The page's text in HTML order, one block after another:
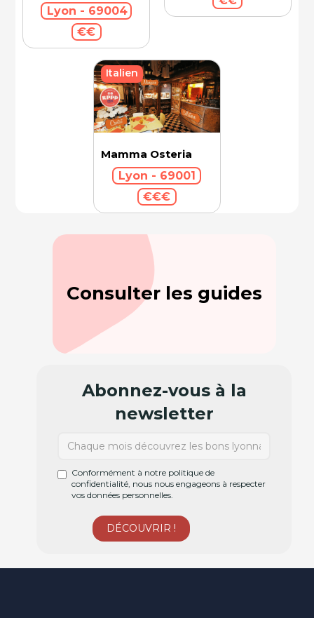
Lyon - 69004
€€
Mamma Osteria
Lyon - 69001
€€€
Italien
Consulter les guides
Abonnez-vous à la
newsletter
Conformément à notre politique de
confidentialité, nous nous engageons à respecter
vos données personnelles.